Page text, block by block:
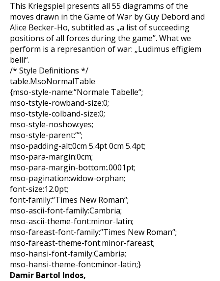
This Kriegspiel presents all 55 diagramms of the
moves drawn in the Game of War by Guy Debord and
Alice Becker-Ho, subtitled as „a list of succeeding
positions of all forces during the game”. What we
perform is a represantion of war: „Ludimus effigiem
belli“.
/* Style Definitions */
table.MsoNormalTable
{mso-style-name:“Normale Tabelle“;
mso-tstyle-rowband-size:0;
mso-tstyle-colband-size:0;
mso-style-noshow:yes;
mso-style-parent:““;
mso-padding-alt:0cm 5.4pt 0cm 5.4pt;
mso-para-margin:0cm;
mso-para-margin-bottom:.0001pt;
mso-pagination:widow-orphan;
font-size:12.0pt;
font-family:“Times New Roman“;
mso-ascii-font-family:Cambria;
mso-ascii-theme-font:minor-latin;
mso-fareast-font-family:“Times New Roman“;
mso-fareast-theme-font:minor-fareast;
mso-hansi-font-family:Cambria;
mso-hansi-theme-font:minor-latin;}
Damir Bartol Indos,